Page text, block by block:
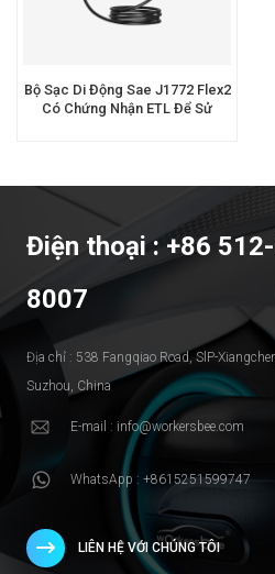
Bộ Sạc Di Động Sae J1772 Flex2
Có Chứng Nhận ETL Để Sử
Điện thoại : +86
8007
Địa chỉ : 538 Fangqiao Road, SlP-
Suzhou, China
E-mail : info@workersbee.com
WhatsApp : +8615251599747
LIÊN HỆ VỚI CHÚNG TÔI